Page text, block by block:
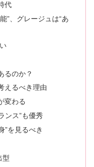
代
”、グレージュは“あ
るのか？
えるべき理由
変わる
ンス”も優秀
”を見るべき
型